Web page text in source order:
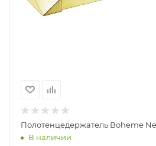
Полотенцедержатель Boheme
В наличии